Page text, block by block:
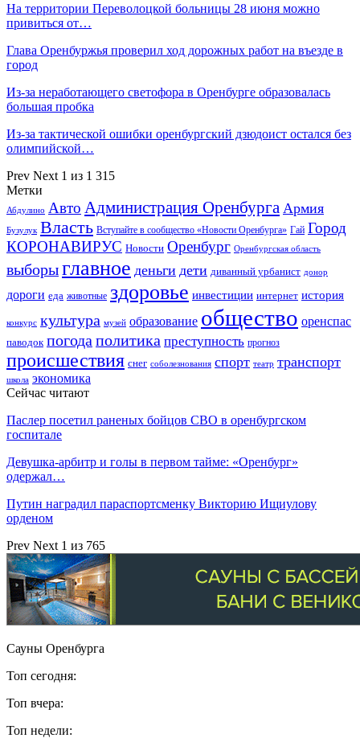
На территории Переволоцкой больницы 28 июня можно
привиться от…
Глава Оренбуржья проверил ход дорожных работ на въезде в
город
Из-за неработающего светофора в Оренбурге образовалась
большая пробка
Из-за тактической ошибки оренбургский дзюдоист остался без
олимпийской…
Prev Next 1 из 1 315
Метки
Абдулино Авто Администрация Оренбурга Армия
Бузулук Власть Вступайте в сообщество «Новости Оренбурга» Гай Город
КОРОНАВИРУС Новости Оренбург Оренбургская область
выборыглавное деньги дети диванный урбанист донор
дороги еда животные здоровье инвестиции интернет история
конкурс культура музей образование общество оренспас
паводок погода политика преступность прогноз
происшествия снег соболезнования спорт театр транспорт
школа экономика
Сейчас читают
Паслер посетил раненых бойцов СВО в оренбургском
госпитале
Девушка-арбитр и голы в первом тайме: «Оренбург»
одержал…
Путин наградил параспортсменку Викторию Ищиулову
орденом
Prev Next 1 из 765
Сауны Оренбурга
Топ сегодня:
Топ вчера:
Топ недели: